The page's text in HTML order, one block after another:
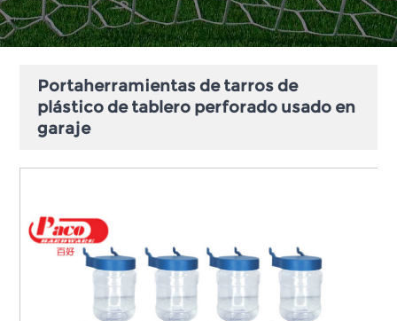
Portaherramientas de tarros de
plástico de tablero perforado usado en
garaje